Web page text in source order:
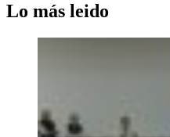
Lo más leido